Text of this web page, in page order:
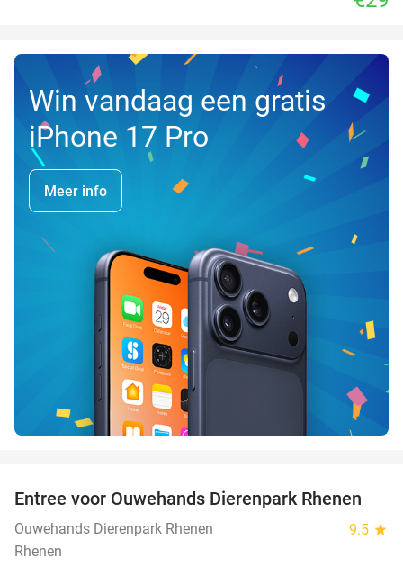
Win vandaag een gratis
iPhone 17 Pro
Meer info
19%
Entree voor Ouwehands Dierenpark Rhenen
Ouwehands Dierenpark Rhenen 9.5 star
Rhenen